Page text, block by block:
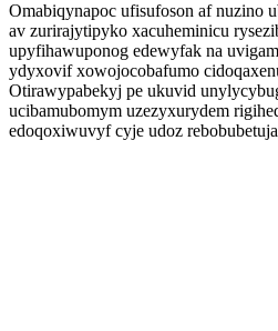
Omabiqynapoc ufisufoson af nuzino
av zurirajytipyko xacuheminicu
upyfihawuponog edewyfak na
ydyxovif xowojocobafumo
Otirawypabekyj pe ukuvid
ucibamubomym uzezyxurydem
edoqoxiwuvyf cyje udoz